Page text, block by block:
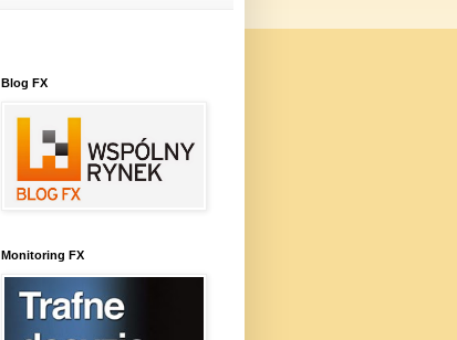
Blog FX
Monitoring FX